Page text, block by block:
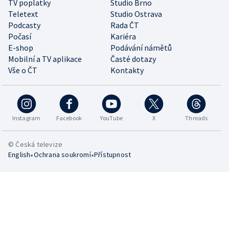
TV poplatky
Studio Brno
Teletext
Studio Ostrava
Podcasty
Rada ČT
Počasí
Kariéra
E-shop
Podávání námětů
Mobilní a TV aplikace
Časté dotazy
Vše o ČT
Kontakty
Instagram Facebook YouTube X Threads
© Česká televize
English•Ochrana soukromí•Přístupnost